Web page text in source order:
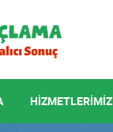
HIZMETLERIMIZ